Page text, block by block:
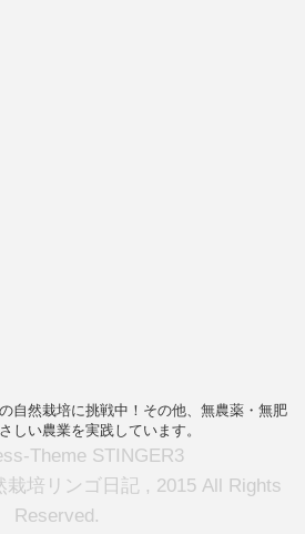
自然栽培に挑戦中！その他、無農薬・無肥
しい農業を実践しています。
Theme STINGER3
培リンゴ日記 , 2015 All Rights
Reserved.